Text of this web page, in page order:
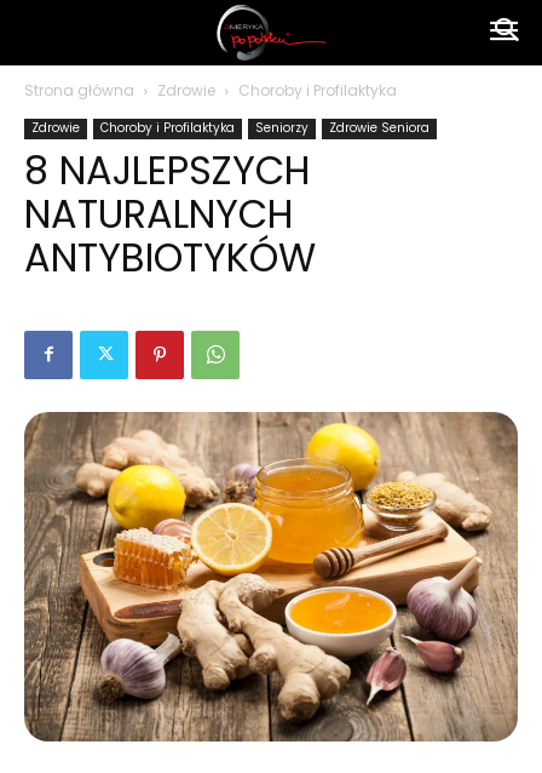
polsku
Strona główna Zdrowie Choroby i Profilaktyka
Zdrowie Choroby i Profilaktyka Seniorzy Zdrowie Seniora
8 NAJLEPSZYCH
NATURALNYCH
ANTYBIOTYKÓW